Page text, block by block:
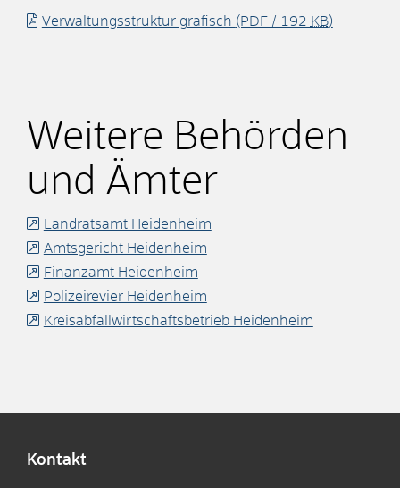
Verwaltungsstruktur grafisch (PDF / 192 KB)
Weitere Behörden
und Ämter
Landratsamt Heidenheim
Amtsgericht Heidenheim
Finanzamt Heidenheim
Polizeirevier Heidenheim
Kreisabfallwirtschaftsbetrieb Heidenheim
Kontakt